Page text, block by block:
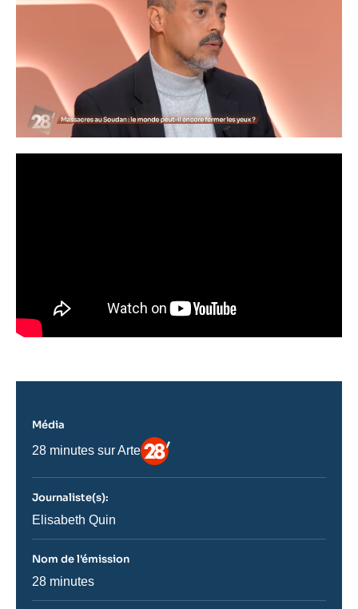
Média
Nom
journal,
ou
émission
28 minutes sur Arte
Logo
Journaliste(s):
Journaliste
Elisabeth Quin
Nom de l'émission
Nom
28 minutes